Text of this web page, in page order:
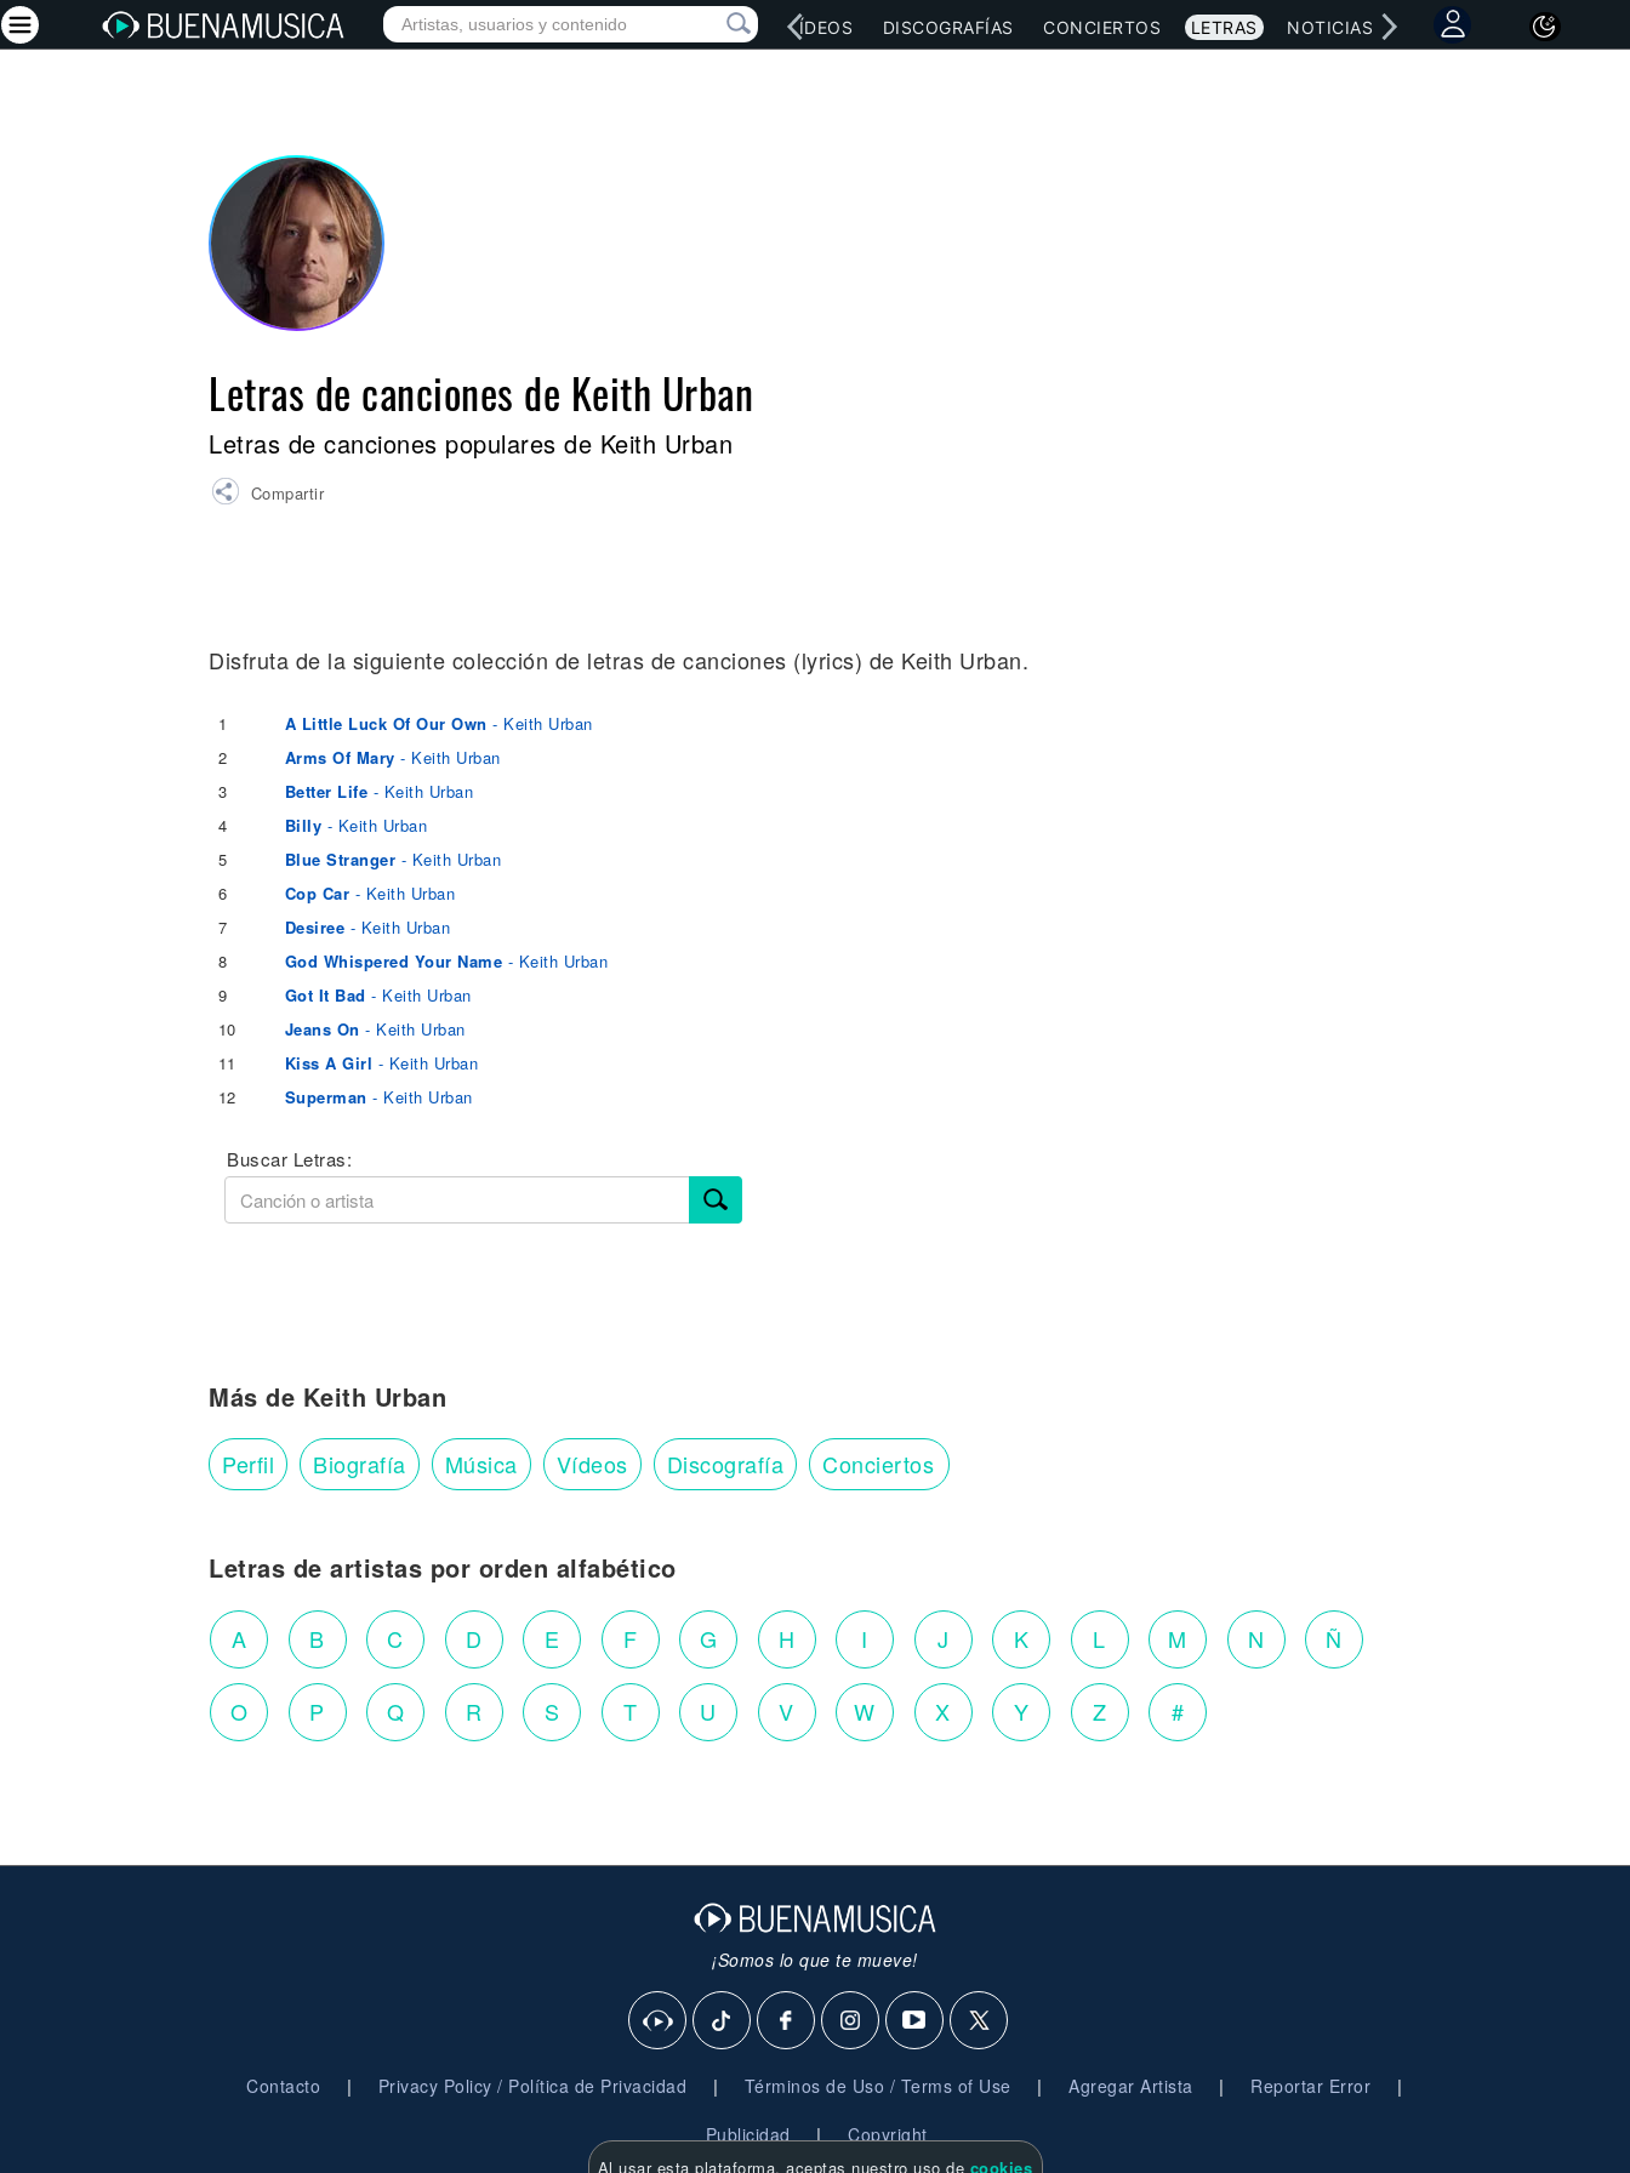
INICIO ARTISTAS RED SOCIAL MÚSICA VÍDEOS DISCOGRAFÍAS CONCIERTOS LETRAS NOTICIAS
Letras de canciones de Keith Urban
Letras de canciones populares de Keith Urban
Compartir
Disfruta de la siguiente colección de letras de canciones (lyrics) de Keith Urban.
1 A Little Luck Of Our Own - Keith Urban
2
Arms Of Mary - Keith Urban
3
Better Life - Keith Urban
4
Billy - Keith Urban
5
Blue Stranger - Keith Urban
6
Cop Car - Keith Urban
7
Desiree - Keith Urban
8
God Whispered Your Name - Keith Urban
9
Got It Bad - Keith Urban
10
Jeans On - Keith Urban
11
Kiss A Girl - Keith Urban
12
Superman - Keith Urban
Buscar Letras:
Más de Keith Urban
Perfil Biografía Música Vídeos Discografía Conciertos
Letras de artistas por orden alfabético
A B C D E F G H I J K L M N Ñ
O P Q R S T U V W X Y Z #
¡Somos lo que te mueve!
Contacto | Privacy Policy / Política de Privacidad | Términos de Uso / Terms of Use | Agregar Artista | Reportar Error |
Publicidad | Copyright
Al usar esta plataforma, aceptas nuestro uso de cookies